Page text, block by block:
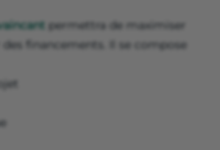
permettra de maximiser
financements. Il se compose